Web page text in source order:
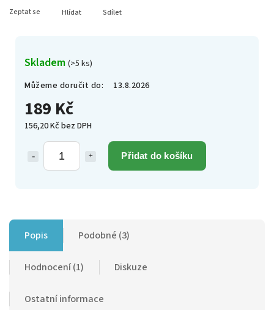
189 Kč
156,20 Kč bez DPH
Přidat do košíku
Skladem (>5 ks)
Můžeme doručit do:
13.8.2026
Zeptat se Hlídat Sdílet
Popis Podobné (3)
Hodnocení (1) Diskuze
Ostatní informace